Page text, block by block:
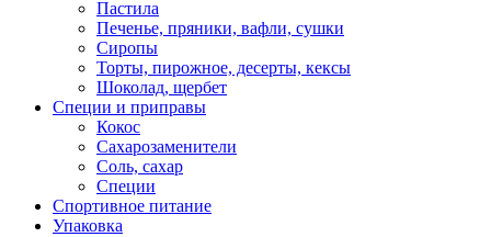
Пастила
Печенье, пряники, вафли, сушки
Сиропы
Торты, пирожное, десерты, кексы
Шоколад, щербет
Специи и приправы
Кокос
Сахарозаменители
Соль, сахар
Специи
Спортивное питание
Упаковка